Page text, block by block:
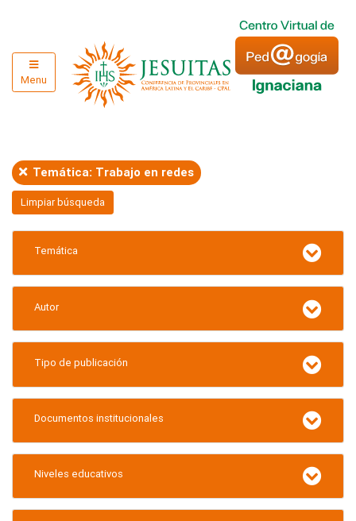
Menu
Temática: Trabajo en redes
Limpiar búsqueda
Temática
Autor
Tipo de publicación
Documentos institucionales
Niveles educativos